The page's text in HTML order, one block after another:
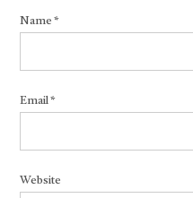
Name*
Email*
Website